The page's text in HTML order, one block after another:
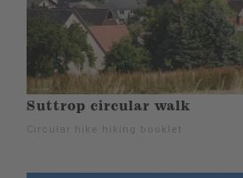
Suttrop circular walk
Circular hike hiking booklet